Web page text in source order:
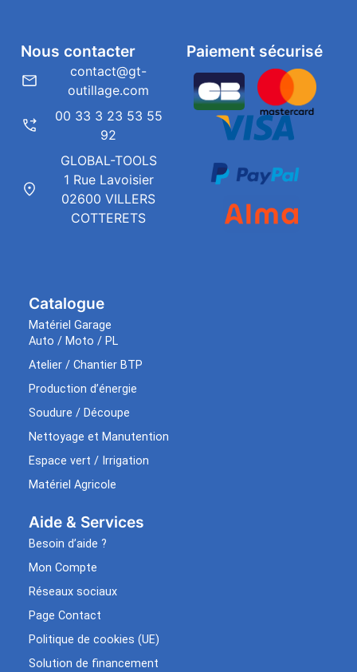
Catalogue
Matériel Garage
Auto / Moto / PL
Atelier / Chantier BTP
Production d’énergie
Soudure / Découpe
Nettoyage et Manutention
Espace vert / Irrigation
Matériel Agricole
Aide & Services​
Besoin d’aide ?
Mon Compte
Réseaux sociaux
Page Contact
Politique de cookies (UE)
Solution de financement
Paiement sécurisé
Nous contacter
contact@gt-
outillage.com
00 33 3 23 53 55
92
GLOBAL-TOOLS
1 Rue Lavoisier
02600 VILLERS
COTTERETS